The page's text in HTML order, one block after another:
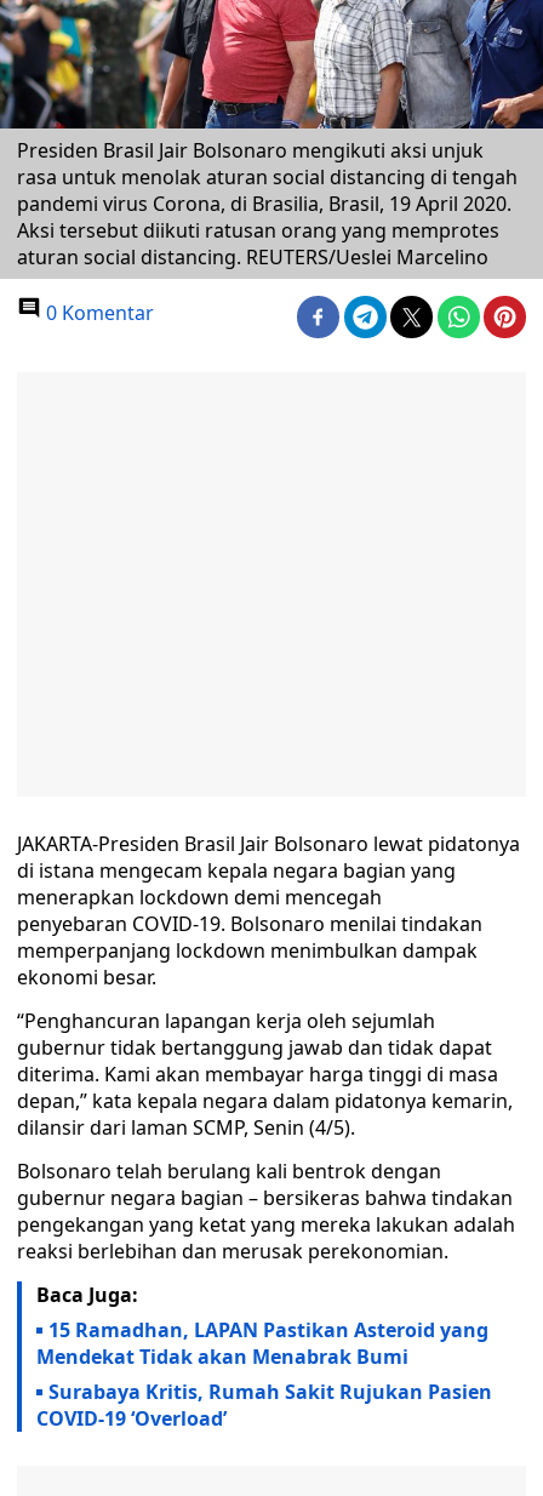
Presiden Brasil Jair Bolsonaro mengikuti aksi unjuk
rasa untuk menolak aturan social distancing di tengah
pandemi virus Corona, di Brasilia, Brasil, 19 April 2020.
Aksi tersebut diikuti ratusan orang yang memprotes
aturan social distancing. REUTERS/Ueslei Marcelino
0 Komentar
JAKARTA-Presiden Brasil Jair Bolsonaro lewat pidatonya
di istana mengecam kepala negara bagian yang
menerapkan lockdown demi mencegah
penyebaran COVID-19. Bolsonaro menilai tindakan
memperpanjang lockdown menimbulkan dampak
ekonomi besar.
“Penghancuran lapangan kerja oleh sejumlah
gubernur tidak bertanggung jawab dan tidak dapat
diterima. Kami akan membayar harga tinggi di masa
depan,” kata kepala negara dalam pidatonya kemarin,
dilansir dari laman SCMP, Senin (4/5).
Bolsonaro telah berulang kali bentrok dengan
gubernur negara bagian – bersikeras bahwa tindakan
pengekangan yang ketat yang mereka lakukan adalah
reaksi berlebihan dan merusak perekonomian.
Baca Juga:
15 Ramadhan, LAPAN Pastikan Asteroid yang
Mendekat Tidak akan Menabrak Bumi
Surabaya Kritis, Rumah Sakit Rujukan Pasien
COVID-19 ‘Overload’